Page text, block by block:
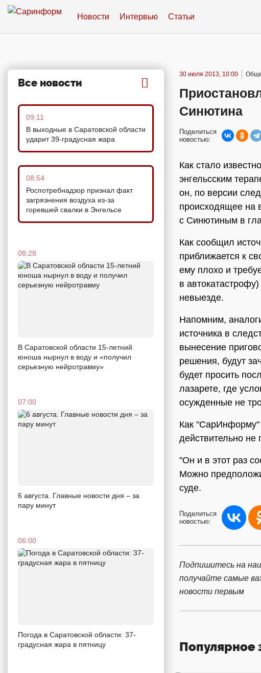
Новости Интервью Статьи
Все новости
09:11
В выходные в Саратовской области
ударит 39-градусная жара
08:54
Роспотребнадзор признал факт
загрязнения воздуха из-за
горевшей свалки в Энгельсе
08:28
В Саратовской области 15-летний
юноша нырнул в воду и «получил
серьезную нейротравму»
07:00
6 августа. Главные новости дня – за
пару минут
06:00
Погода в Саратовской области: 37-
градусная жара в пятницу
30 июля 2013, 10:00
Синютина
Поделиться
новостью:
Как стало
энгельсским
он, по версии
происходящее на
с Синютиным в
Как сообщил
приближается к
ему плохо и
в
невыезде.
Напомним,
источника в
вынесение
решения, будут
будет просить
лазарете, где
осужденные не
Как "СарИнформу"
действительно не
"Он и в этот раз
Можно
суде.
Поделиться
новостью:
Подпишитесь на
получайте самые
новости первым
Популярное